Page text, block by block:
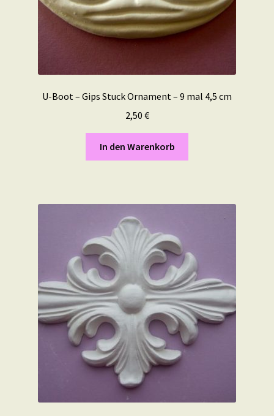
U-Boot – Gips Stuck Ornament – 9 mal 4,5 cm
2,50 €
In den Warenkorb